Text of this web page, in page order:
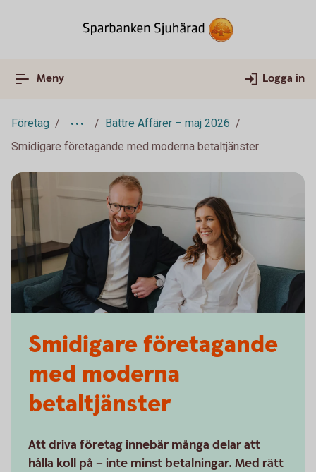
Meny Logga in
Företag
Bättre Affärer – maj 2026
Smidigare företagande med moderna betaltjänster
Smidigare företagande
med moderna
betaltjänster
Att driva företag innebär många delar att
hålla koll på – inte minst betalningar. Med rätt